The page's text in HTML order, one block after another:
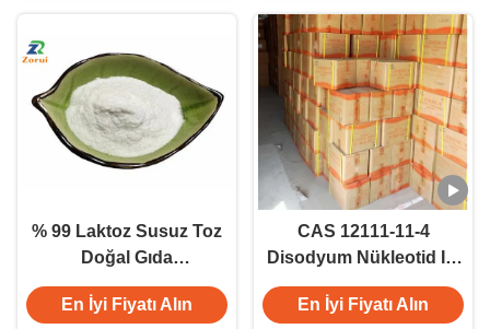
% 99 Laktoz Susuz Toz
Doğal Gıda
Tatlandırıcılar CAS 63-
42-3
En İyi Fiyatı Alın
CAS 12111-11-4
Disodyum Nükleotid I +
G Disodyum 5'-
ribonükleotid E635 Tat
En İyi Fiyatı Alın